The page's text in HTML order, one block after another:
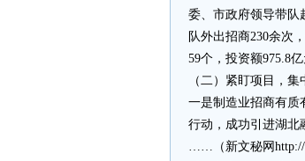
委、市政府领导带队
队外出招商230余次
59个，投资额975.8
（二）紧盯项目，
一是制造业招商有质
行动，成功引进湖北
……（新文秘网http://